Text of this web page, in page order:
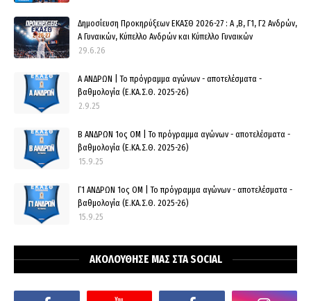
Δημοσίευση Προκηρύξεων ΕΚΑΣΘ 2026-27 : Α ,Β, Γ1, Γ2 Ανδρών,
Α Γυναικών, Κύπελλο Ανδρών και Κύπελλο Γυναικών
29.6.26
Α ΑΝΔΡΩΝ | Το πρόγραμμα αγώνων - αποτελέσματα -
βαθμολογία (Ε.ΚΑ.Σ.Θ. 2025-26)
2.9.25
Β ΑΝΔΡΩΝ 1ος ΟΜ | Το πρόγραμμα αγώνων - αποτελέσματα -
βαθμολογία (Ε.ΚΑ.Σ.Θ. 2025-26)
15.9.25
Γ1 ΑΝΔΡΩΝ 1ος ΟΜ | Το πρόγραμμα αγώνων - αποτελέσματα -
βαθμολογία (Ε.ΚΑ.Σ.Θ. 2025-26)
15.9.25
ΑΚΟΛΟΥΘΗΣΕ ΜΑΣ ΣΤΑ SOCIAL